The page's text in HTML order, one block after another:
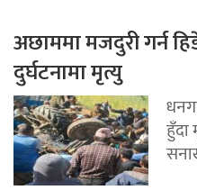
अछाममा मजदुरी गर्न
दुर्घटनामा मृत्यु
हुँदा